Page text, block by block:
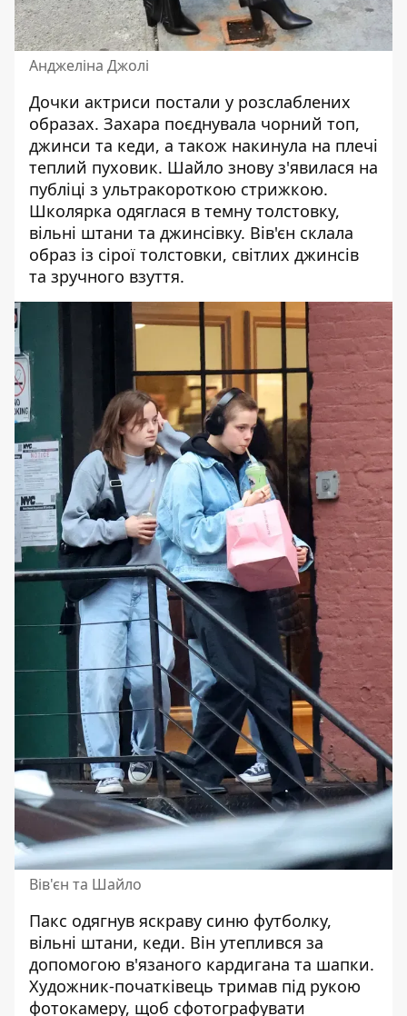
Анджеліна Джолі
Дочки актриси постали у розслаблених
образах. Захара поєднувала чорний топ,
джинси та кеди, а також накинула на плечі
теплий пуховик. Шайло знову з'явилася на
публіці з ультракороткою стрижкою.
Школярка одяглася в темну толстовку,
вільні штани та джинсівку. Вів'єн склала
образ із сірої толстовки, світлих джинсів
та зручного взуття.
Вів'єн та Шайло
Пакс одягнув яскраву синю футболку,
вільні штани, кеди. Він утеплився за
допомогою в'язаного кардигана та шапки.
Художник-початківець тримав під рукою
фотокамеру, щоб сфотографувати